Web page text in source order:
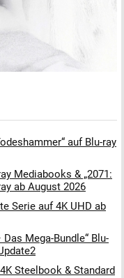
auf Blu-ray
Mediabooks & „2071:
ab August 2026
Serie auf 4K UHD ab
Mega-Bundle“ Blu-
Steelbook & Standard